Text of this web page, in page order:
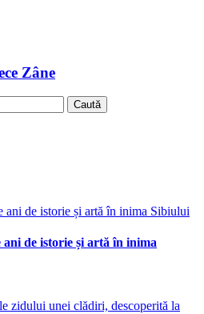
Zâne
de istorie și artă în inima